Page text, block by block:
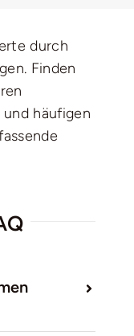
durch
Finden
häufigen